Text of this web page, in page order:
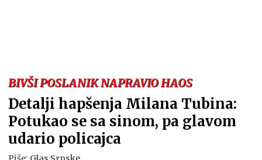
BIVŠI POSLANIK NAPRAVIO HAOS
Detalji hapšenja Milana Tubina:
Potukao se sa sinom, pa glavom
udario policajca